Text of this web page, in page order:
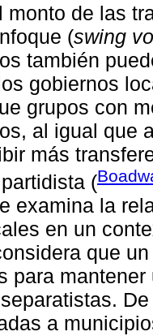
monto de las
(swing
también
gobiernos
grupos con
al igual que
más
(
examina la
en un
que
para
a